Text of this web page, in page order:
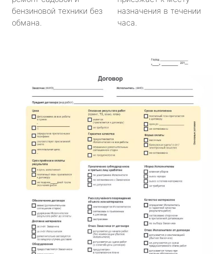
бензиновой техники без
обмана.
назначения в течении
часа.